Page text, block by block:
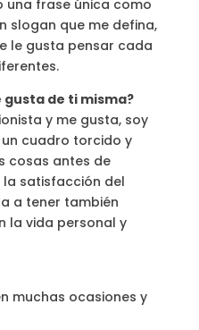
una frase única como
slogan que me defina,
le gusta pensar cada
gusta de ti misma?
y me gusta, soy
cuadro torcido y
cosas antes de
la satisfacción del
a tener también
la vida personal y
muchas ocasiones y